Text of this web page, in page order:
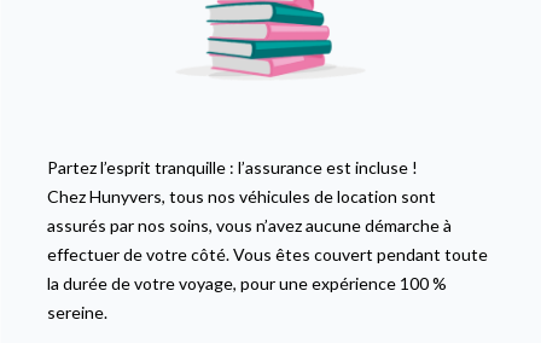
Partez l’esprit tranquille : l’assurance est incluse !
Chez Hunyvers, tous nos véhicules de location sont
assurés par nos soins, vous n’avez aucune démarche à
effectuer de votre côté. Vous êtes couvert pendant toute
la durée de votre voyage, pour une expérience 100 %
sereine.